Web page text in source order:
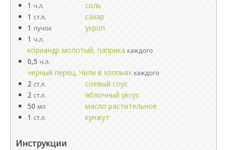
1 ч.л.
соль
1 ст.л.
сахар
1 пучок
укроп
1 ч.л.
кориандр молотый, паприка каждого
0,5 ч.л.
черный перец, Чили в хлопьях каждого
2 ст.л.
соевый соус
2 ст.л.
яблочный уксус
50 мл
масло растительное
1 ст.л. кунжут
Инструкции